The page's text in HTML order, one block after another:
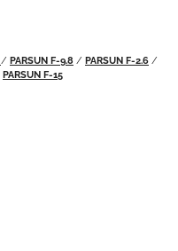
/ PARSUN F-9.8 / PARSUN F-2.6 /
PARSUN F-15